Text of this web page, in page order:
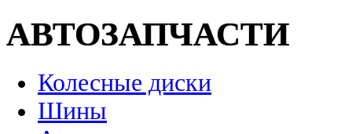
АВТОЗАПЧАСТИ
Колесные диски
Шины